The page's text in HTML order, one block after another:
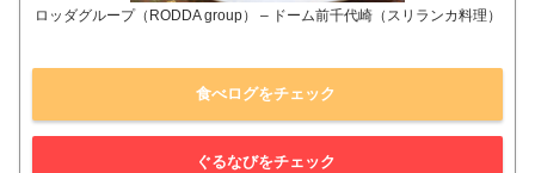
ロッダグループ（RODDA group） – ドーム前千代崎（スリランカ料理）
食べログをチェック
ぐるなびをチェック